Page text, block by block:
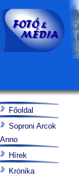
Főoldal
Soproni Arcok
Anno
Hírek
Krónika